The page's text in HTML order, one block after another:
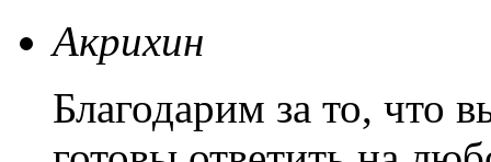
Акрихин
Благодарим за то, что